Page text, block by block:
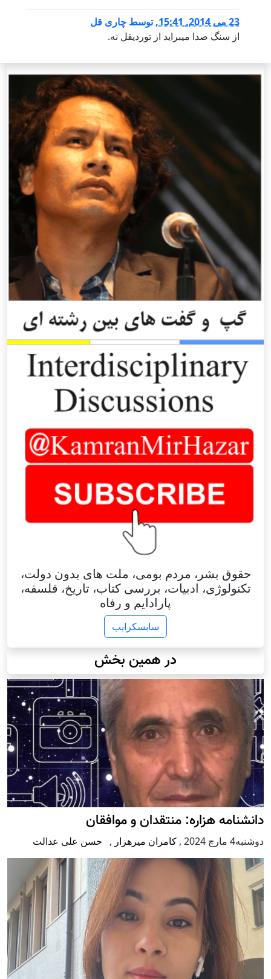
23 می 2014, 15:41 ,توسط چاری قل
از سنگ صدا میبراید از توردیقل نه.
حقوق بشر، مردم بومی، ملت های بدون دولت،
تکنولوژی، ادبیات، بررسی کتاب، تاریخ، فلسفه،
پارادایم و رفاه
سابسکرایب
در همین بخش
دانشنامه هزاره: منتقدان و موافقان
دوشنبه4 مارچ 2024 , کامران میرهزار , حسن علی عدالت